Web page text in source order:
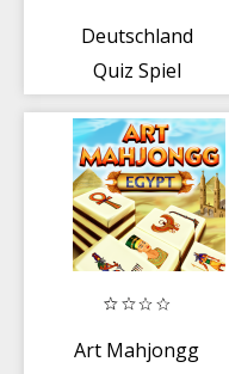
Deutschland
Quiz Spiel
Art Mahjongg